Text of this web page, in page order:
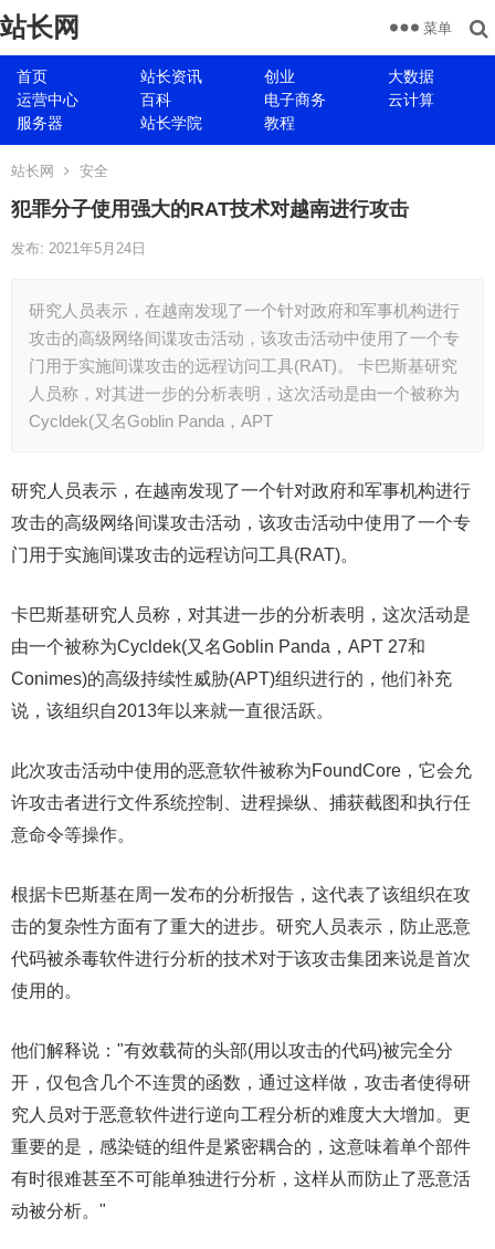
站长网
首页 站长资讯 创业
大数据
运营中心
百科 电子商务
云计算
服务器
站长学院 教程
菜单
站长网 安全
犯罪分子使用强大的RAT技术对越南进行攻击
发布: 2021年5月24日
研究人员表示，在越南发现了一个针对政府和军事机构进行
攻击的高级网络间谍攻击活动，该攻击活动中使用了一个专
门用于实施间谍攻击的远程访问工具(RAT)。 卡巴斯基研究
人员称，对其进一步的分析表明，这次活动是由一个被称为
Cycldek(又名Goblin Panda，APT
研究人员表示，在越南发现了一个针对政府和军事机构进行
攻击的高级网络间谍攻击活动，该攻击活动中使用了一个专
门用于实施间谍攻击的远程访问工具(RAT)。
卡巴斯基研究人员称，对其进一步的分析表明，这次活动是
由一个被称为Cycldek(又名Goblin Panda，APT 27和
Conimes)的高级持续性威胁(APT)组织进行的，他们补充
说，该组织自2013年以来就一直很活跃。
此次攻击活动中使用的恶意软件被称为FoundCore，它会允
许攻击者进行文件系统控制、进程操纵、捕获截图和执行任
意命令等操作。
根据卡巴斯基在周一发布的分析报告，这代表了该组织在攻
击的复杂性方面有了重大的进步。研究人员表示，防止恶意
代码被杀毒软件进行分析的技术对于该攻击集团来说是首次
使用的。
他们解释说："有效载荷的头部(用以攻击的代码)被完全分
开，仅包含几个不连贯的函数，通过这样做，攻击者使得研
究人员对于恶意软件进行逆向工程分析的难度大大增加。更
重要的是，感染链的组件是紧密耦合的，这意味着单个部件
有时很难甚至不可能单独进行分析，这样从而防止了恶意活
动被分析。"